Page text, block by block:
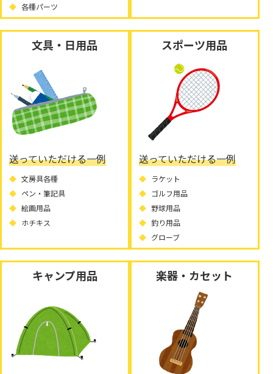
各種パーツ
文具・日用品
送っていただける一例
文房具各種
ペン・筆記具
絵画用品
ホチキス
スポーツ用品
送っていただける一例
ラケット
ゴルフ用品
野球用品
釣り用品
グローブ
キャンプ用品 楽器・カセット